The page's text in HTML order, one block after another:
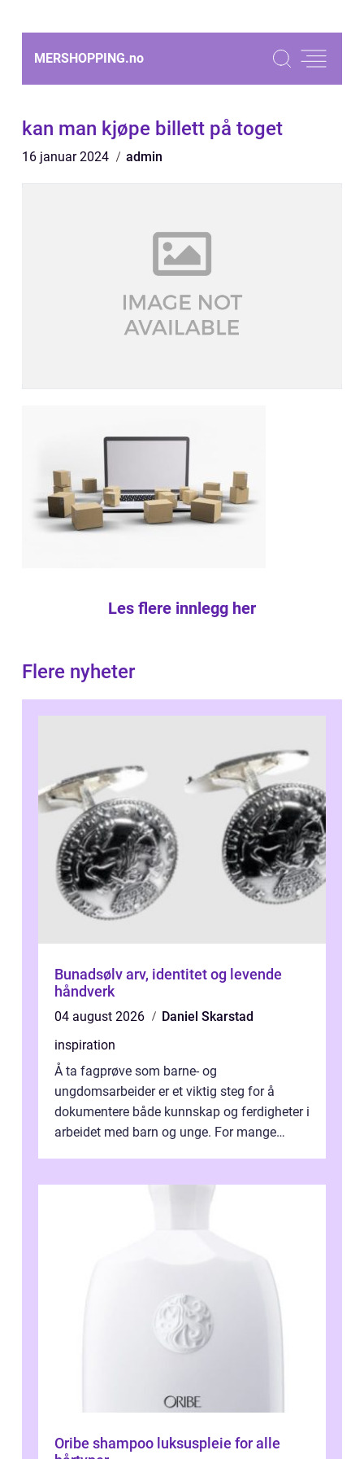
MERSHOPPING.no
kan man kjøpe billett på toget
16 januar 2024 admin
Les flere innlegg her
Flere nyheter
Bunadsølv arv, identitet og levende
håndverk
04 august 2026
Daniel Skarstad
inspiration
Å ta fagprøve som barne- og
ungdomsarbeider er et viktig steg for å
dokumentere både kunnskap og ferdigheter i
arbeidet med barn og unge. For mange
Oribe shampoo luksuspleie for alle